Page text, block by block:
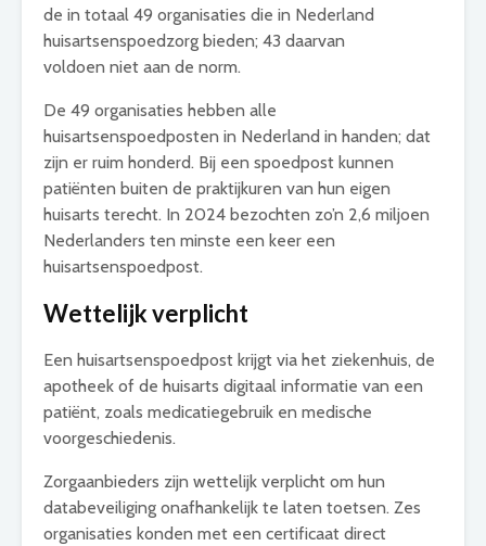
de in totaal 49 organisaties die in Nederland
huisartsenspoedzorg bieden; 43 daarvan
voldoen niet aan de norm.
De 49 organisaties hebben alle
huisartsenspoedposten in Nederland in handen; dat
zijn er ruim honderd. Bij een spoedpost kunnen
patiënten buiten de praktijkuren van hun eigen
huisarts terecht. In 2024 bezochten zo’n 2,6 miljoen
Nederlanders ten minste een keer een
huisartsenspoedpost.
Wettelijk verplicht
Een huisartsenspoedpost krijgt via het ziekenhuis, de
apotheek of de huisarts digitaal informatie van een
patiënt, zoals medicatiegebruik en medische
voorgeschiedenis.
Zorgaanbieders zijn wettelijk verplicht om hun
databeveiliging onafhankelijk te laten toetsen. Zes
organisaties konden met een certificaat direct